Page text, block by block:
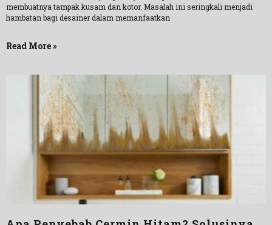
membuatnya tampak kusam dan kotor. Masalah ini seringkali menjadi
hambatan bagi desainer dalam memanfaatkan
Read More »